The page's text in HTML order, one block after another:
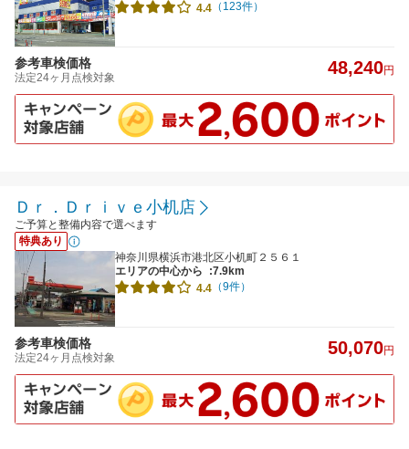
4.4 （123件）
参考車検価格
法定24ヶ月点検対象 48,240円
Ｄｒ．Ｄｒｉｖｅ小机店
ご予算と整備内容で選べます
特典あり
神奈川県横浜市港北区小机町２５６１
エリアの中心から
:7.9km
4.4 （9件）
参考車検価格
法定24ヶ月点検対象 50,070円